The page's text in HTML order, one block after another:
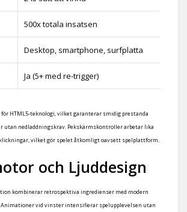
500x totala insatsen
Desktop, smartphone, surfplatta
Ja (5+ med re-trigger)
HTML5-teknologi, vilket garanterar smidig prestanda
utan nedladdningskrav. Pekskärmskontroller arbetar lika
vilket gör spelet åtkomligt oavsett spelplattform.
och Ljuddesign
kombinerar retrospektiva ingredienser med modern
vid vinster intensifierar spelupplevelsen utan